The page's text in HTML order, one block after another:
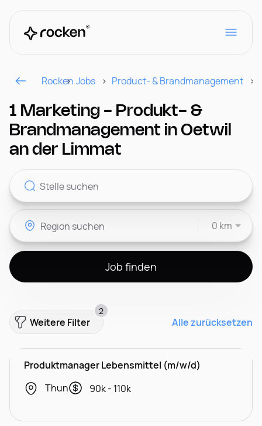
Für Arbeitgeber
Kontakt
Rocken Jobs Product- & Brandmanagement
1 Marketing - Produkt- &
Brandmanagement in Oetwil
an der Limmat
0 km
Job finden
Weitere Filter
2
Alle zurücksetzen
Produktmanager Lebensmittel (m/w/d)
Thun
90k - 110k